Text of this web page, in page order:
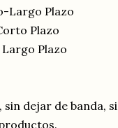
Plazo
Plazo
Plazo
dejar de banda, si